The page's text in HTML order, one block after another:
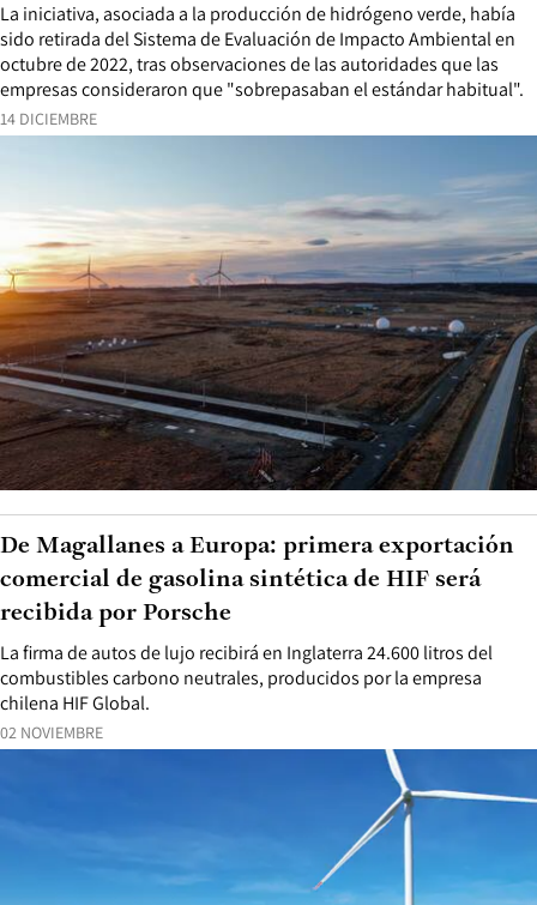
14 DICIEMBRE
La iniciativa, asociada a la producción de hidrógeno verde, había
sido retirada del Sistema de Evaluación de Impacto Ambiental en
octubre de 2022, tras observaciones de las autoridades que las
empresas consideraron que "sobrepasaban el estándar habitual".
02 NOVIEMBRE
La firma de autos de lujo recibirá en Inglaterra 24.600 litros del
combustibles carbono neutrales, producidos por la empresa
chilena HIF Global.
De Magallanes a Europa: primera exportación
comercial de gasolina sintética de HIF será
recibida por Porsche